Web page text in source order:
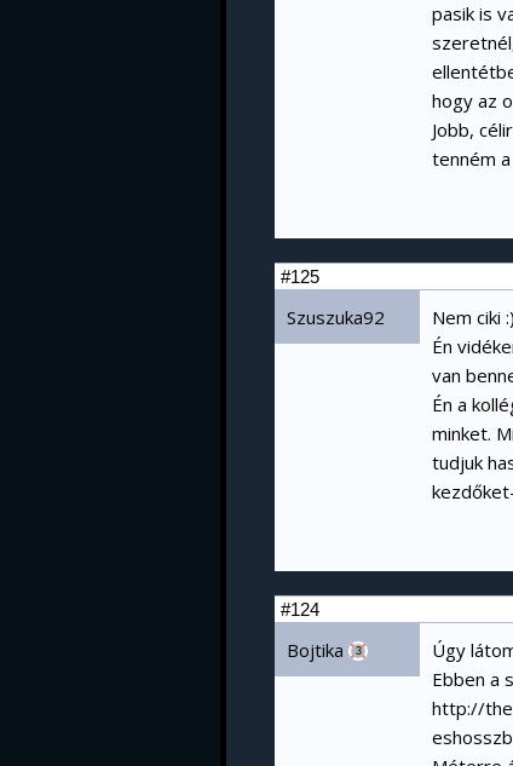
pasik is
hogy az
Jobb,
tenném
#125
Szuszuka92
Nem ciki :)
Én
van
Én a
minket.
tudjuk
#124
Bojtika 3
Úgy
Ebben a
http://